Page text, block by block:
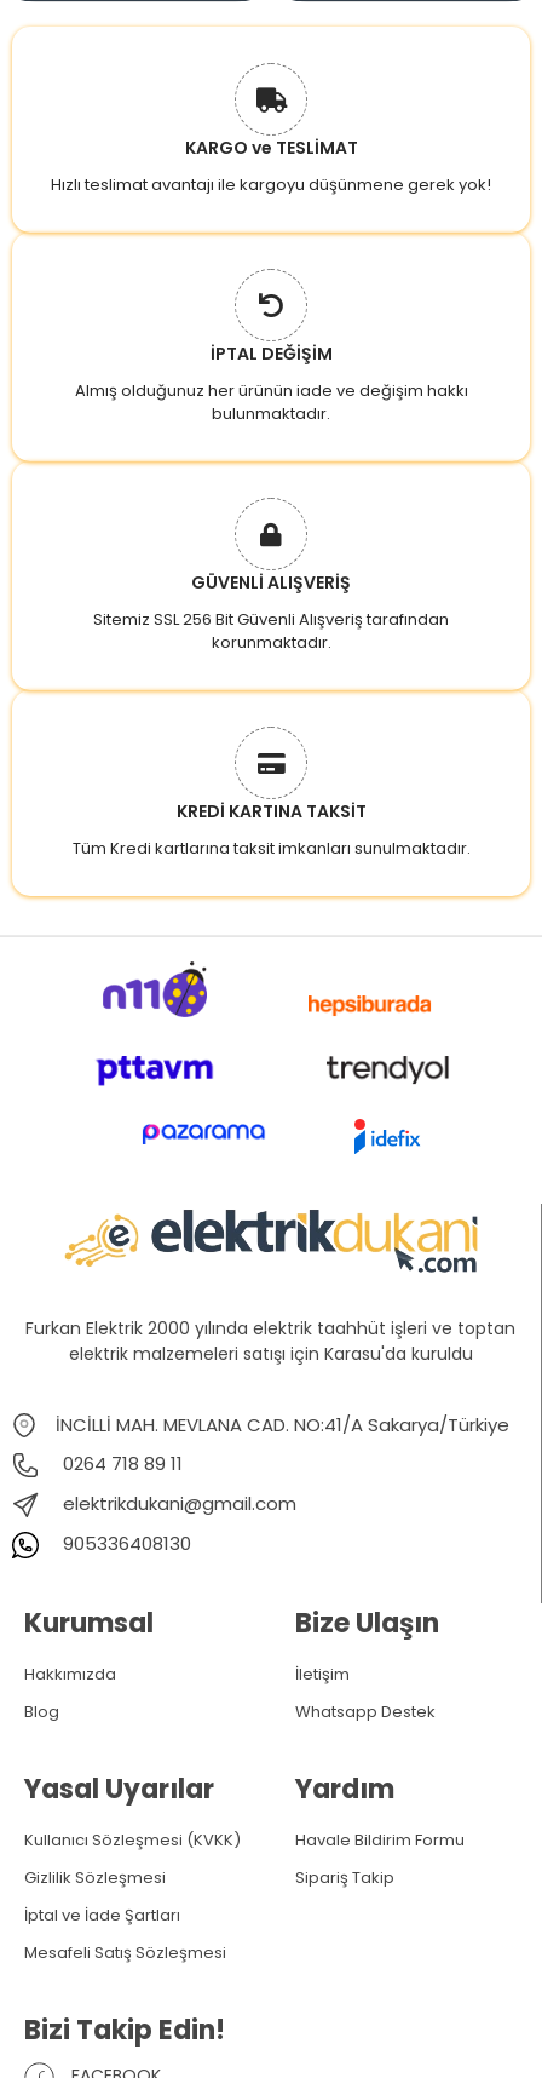
KARGO ve TESLİMAT
Hızlı teslimat avantajı ile kargoyu düşünmene gerek yok!
İPTAL DEĞİŞİM
Almış olduğunuz her ürünün iade ve değişim hakkı
bulunmaktadır.
GÜVENLİ ALIŞVERİŞ
Sitemiz SSL 256 Bit Güvenli Alışveriş tarafından
korunmaktadır.
KREDİ KARTINA TAKSİT
Tüm Kredi kartlarına taksit imkanları sunulmaktadır.
Furkan Elektrik 2000 yılında elektrik taahhüt işleri ve toptan
elektrik malzemeleri satışı için Karasu'da kuruldu
İNCİLLİ MAH. MEVLANA CAD. NO:41/A Sakarya/Türkiye
0264 718 89 11
elektrikdukani@gmail.com
905336408130
Kurumsal
Hakkımızda
Blog
Yasal Uyarılar
Kullanıcı Sözleşmesi (KVKK)
Gizlilik Sözleşmesi
İptal ve İade Şartları
Mesafeli Satış Sözleşmesi
Bize Ulaşın
İletişim
Whatsapp Destek
Yardım
Havale Bildirim Formu
Sipariş Takip
Bizi Takip Edin!